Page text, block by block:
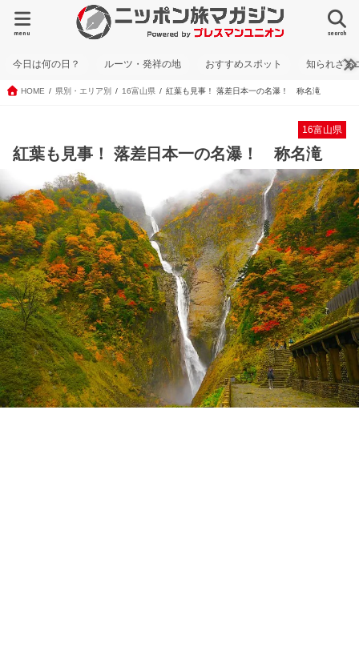
search
menu
今日は何の日？ ルーツ・発祥の地 おすすめスポット 知られざる
HOME 県別・エリア別 16富山県 紅葉も見事！ 落差日本一の名瀑！ 称名滝
16富山県
紅葉も見事！ 落差日本一の名瀑！ 称名滝